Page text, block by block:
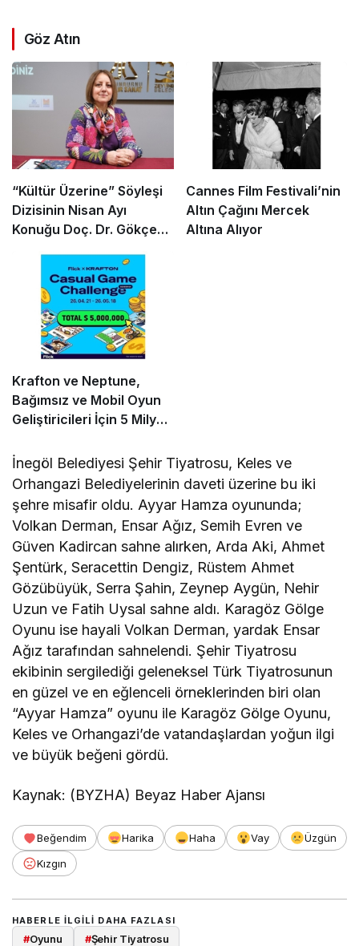
Göz Atın
“Kültür Üzerine” Söyleşi
Dizisinin Nisan Ayı
Konuğu Doç. Dr. Gökçe
Cannes Film Festivali’nin
Altın Çağını Mercek
Altına Alıyor
Krafton ve Neptune,
Bağımsız ve Mobil Oyun
Geliştiricileri İçin 5 Milyon
Yarışmasını Başlattı
İnegöl Belediyesi Şehir Tiyatrosu, Keles ve
Orhangazi Belediyelerinin daveti üzerine bu iki
şehre misafir oldu. Ayyar Hamza oyununda;
Volkan Derman, Ensar Ağız, Semih Evren ve
Güven Kadircan sahne alırken, Arda Aki, Ahmet
Şentürk, Seracettin Dengiz, Rüstem Ahmet
Gözübüyük, Serra Şahin, Zeynep Aygün, Nehir
Uzun ve Fatih Uysal sahne aldı. Karagöz Gölge
Oyunu ise hayali Volkan Derman, yardak Ensar
Ağız tarafından sahnelendi. Şehir Tiyatrosu
ekibinin sergilediği geleneksel Türk Tiyatrosunun
en güzel ve en eğlenceli örneklerinden biri olan
“Ayyar Hamza” oyunu ile Karagöz Gölge Oyunu,
Keles ve Orhangazi’de vatandaşlardan yoğun ilgi
ve büyük beğeni gördü.
Kaynak: (BYZHA) Beyaz Haber Ajansı
Beğendim Harika Haha Vay
Üzgün
Kızgın
HABERLE ILGILI DAHA FAZLASI
#Oyunu #Şehir Tiyatrosu